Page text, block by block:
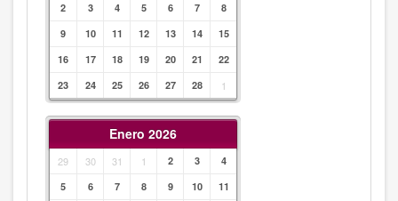
2
3 4 5 6 7
8
9
10 11 12 13 14
15
16
17 18 19 20 21
22
23
24 25 26 27 28 1
Enero 2026
29 30 31 1 2 3
4
5
6 7 8 9 10
11